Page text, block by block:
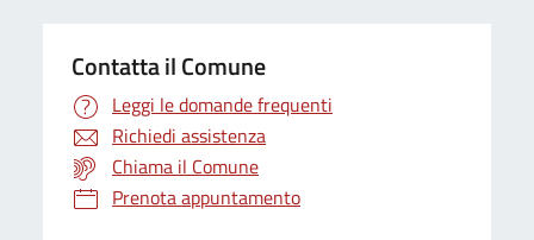
Contatta il Comune
Leggi le domande frequenti
Richiedi assistenza
Chiama il Comune
Prenota appuntamento